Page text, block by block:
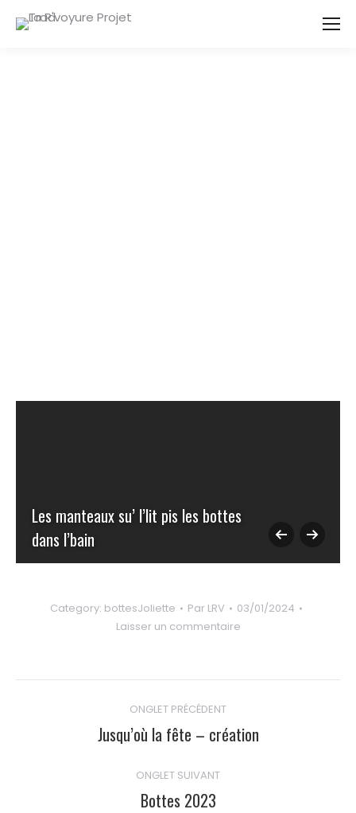
Les manteaux su’ l’lit pis les bottes
dans l’bain
Category: bottesJoliette Par LRV
03/01/2024
Laisser un commentaire
commentaire
ONGLET PRÉCÉDENT
Onglet
Jusqu’où la fête – création
ONGLET SUIVANT
Onglet
Bottes 2023